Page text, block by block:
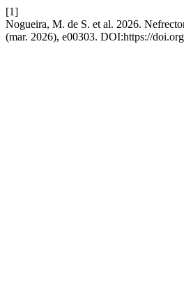
[1]
Nogueira, M. de S. et al. 2026.
(mar. 2026), e00303. DOI:https://